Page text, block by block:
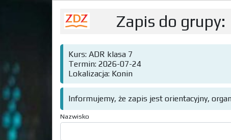
Zapis do grupy:
Kurs: ADR klasa 7
Termin: 2026-07-24
Lokalizacja: Konin
Informujemy, że zapis jest orientacyjny,
Nazwisko